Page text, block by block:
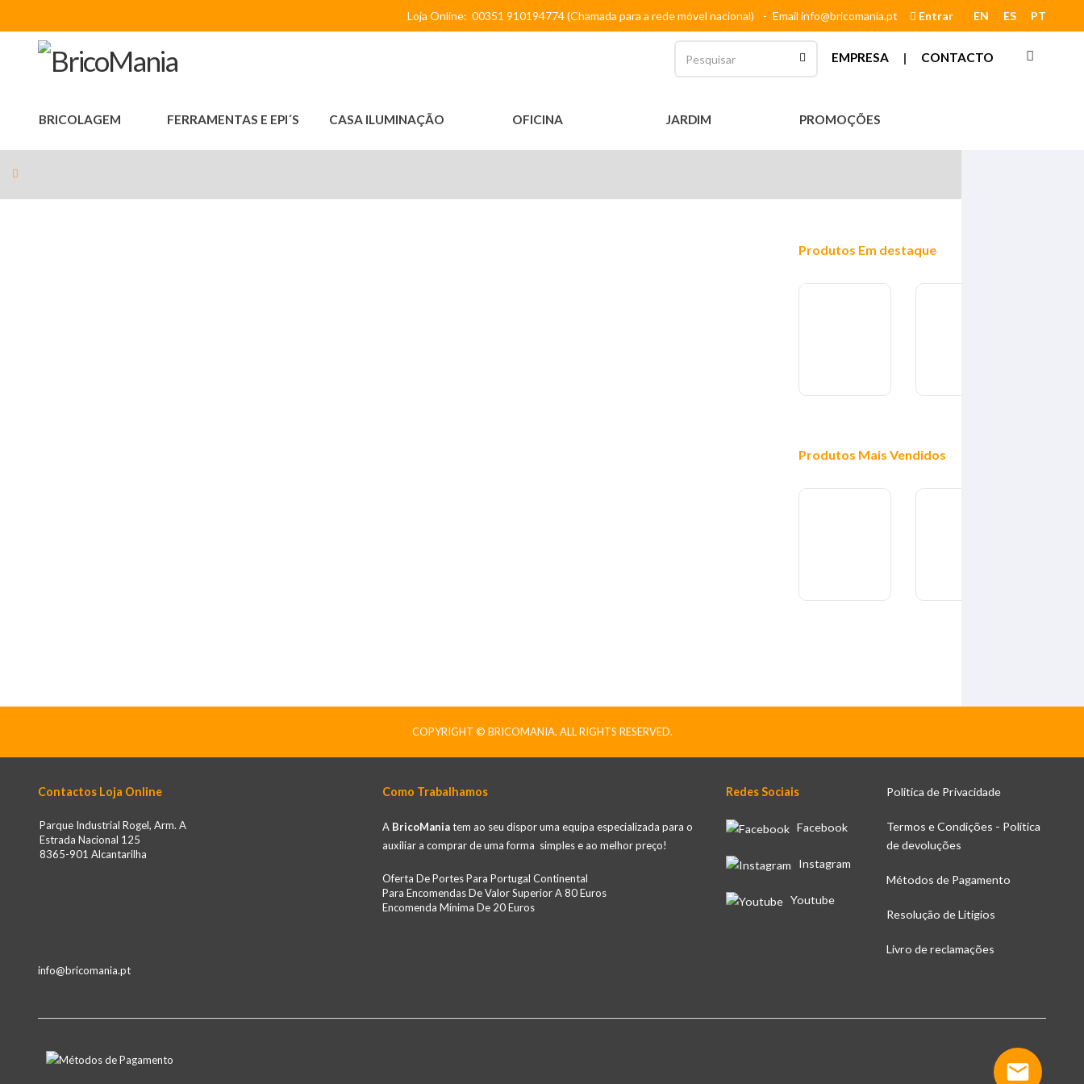
EN ES PT
Entrar
Loja Online: 00351 910194774 (Chamada para a rede móvel nacional) - Email info@bricomania.pt
CONTACTO
|
EMPRESA
BRICOLAGEM FERRAMENTAS E EPI´S CASA ILUMINAÇÃO OFICINA JARDIM PROMOÇÕES
ProdutosBricomania
Produtos Em destaque
Produtos Mais Vendidos
COPYRIGHT © BRICOMANIA. ALL RIGHTS RESERVED.
Contactos Loja Online
Parque Industrial Rogel, Arm. A
Estrada Nacional 125
8365-901 Alcantarilha
info@bricomania.pt
Como Trabalhamos
A BricoManiatem ao seu dispor uma equipa especializada para o
auxiliar a comprar de uma forma simples e ao melhor preço!
Oferta De Portes Para Portugal Continental
Para Encomendas De Valor Superior A 80 Euros
Encomenda Mínima De 20 Euros
Redes Sociais
Facebook
Instagram
Youtube
Politica de Privacidade
Termos e Condições - Política
de devoluções
Métodos de Pagamento
Resolução de Litigios
Livro de reclamações